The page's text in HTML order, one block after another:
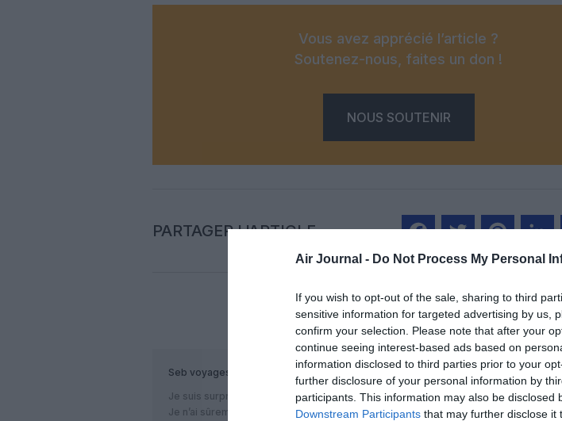
Air Journal - Do Not Process My Personal
If you wish to opt-out of the sale, sharing to third
sensitive information for targeted advertising by us,
confirm your selection. Please note that after your
continue seeing interest-based ads based on
information disclosed to third parties prior to your
further disclosure of your personal information by
participants. This information may also be disclosed
Downstream Participants that may further disclose it
Vous avez apprécié l’article ?
Soutenez-nous, faites un don !
NOUS SOUTENIR
PARTAGER L'ARTICLE
FacebookTwitterPinterest
COMMENTAIRE(S)
Seb voyages a commenté :
20 juin
Je suis surpris par le titre de l’article
Je n’ai sûrement rien compris